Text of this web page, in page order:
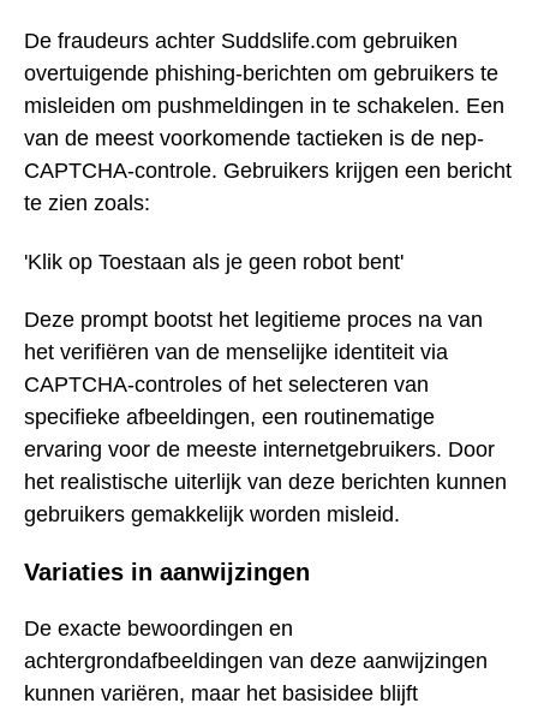
De fraudeurs achter Suddslife.com gebruiken
overtuigende phishing-berichten om gebruikers te
misleiden om pushmeldingen in te schakelen. Een
van de meest voorkomende tactieken is de nep-
CAPTCHA-controle. Gebruikers krijgen een bericht
te zien zoals:
'Klik op Toestaan als je geen robot bent'
Deze prompt bootst het legitieme proces na van
het verifiëren van de menselijke identiteit via
CAPTCHA-controles of het selecteren van
specifieke afbeeldingen, een routinematige
ervaring voor de meeste internetgebruikers. Door
het realistische uiterlijk van deze berichten kunnen
gebruikers gemakkelijk worden misleid.
Variaties in aanwijzingen
De exacte bewoordingen en
achtergrondafbeeldingen van deze aanwijzingen
kunnen variëren, maar het basisidee blijft